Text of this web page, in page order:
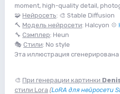
moment, high-quality detail,
🧩 Нейросеть: 🎨 Stable Diffusion
🔨 Модель нейросети: Halcyon 💠
🔧 Сэмплер: Heun
🎭 Стили: No style
Эта иллюстрация
🎨 При генерации картинки
стили Lora (LoRA для нейросети